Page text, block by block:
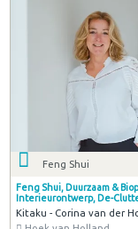
Feng Shui
Feng Shui, Duurzaam &
Interieurontwerp, De-
Kitaku - Corina van der